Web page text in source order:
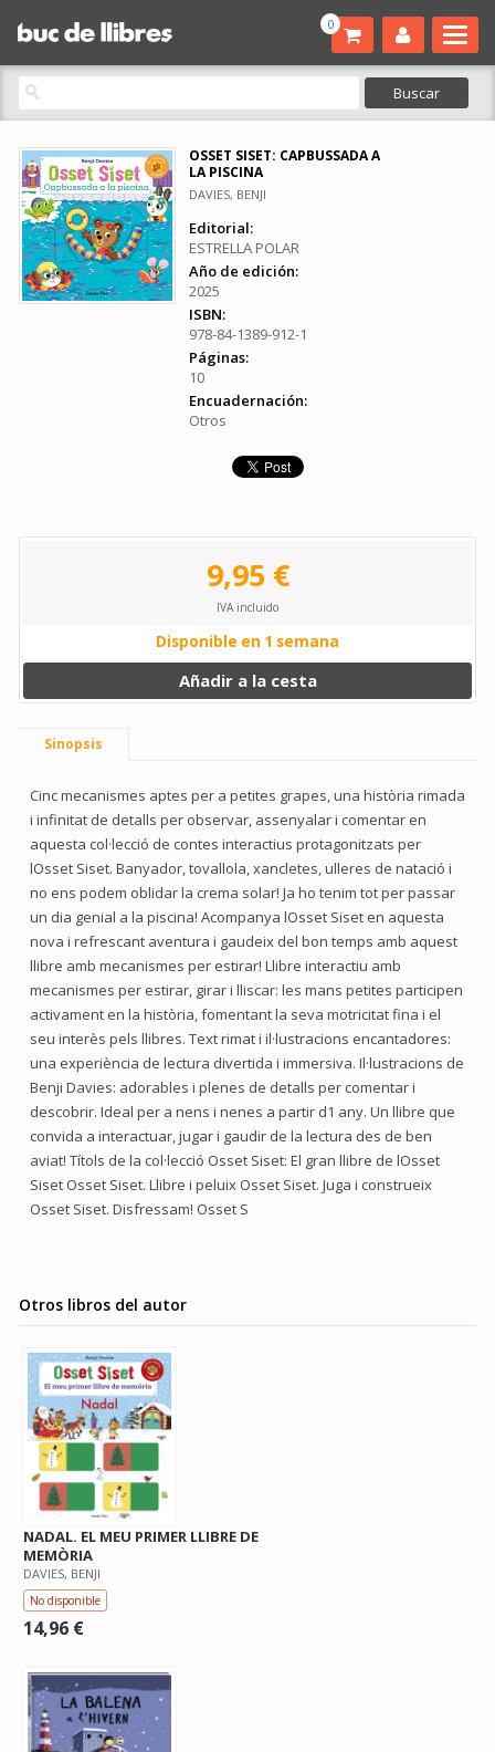
0
OSSET SISET: CAPBUSSADA A
LA PISCINA
DAVIES, BENJI
Editorial:
ESTRELLA POLAR
Año de edición:
2025
ISBN:
978-84-1389-912-1
Páginas:
10
Encuadernación:
Otros
9,95 €
IVA incluido
Disponible en 1 semana
Añadir a la cesta
Sinopsis
Cinc mecanismes aptes per a petites grapes, una història rimada
i infinitat de detalls per observar, assenyalar i comentar en
aquesta col·lecció de contes interactius protagonitzats per
lOsset Siset. Banyador, tovallola, xancletes, ulleres de natació i
no ens podem oblidar la crema solar! Ja ho tenim tot per passar
un dia genial a la piscina! Acompanya lOsset Siset en aquesta
nova i refrescant aventura i gaudeix del bon temps amb aquest
llibre amb mecanismes per estirar! Llibre interactiu amb
mecanismes per estirar, girar i lliscar: les mans petites participen
activament en la història, fomentant la seva motricitat fina i el
seu interès pels llibres. Text rimat i il·lustracions encantadores:
una experiència de lectura divertida i immersiva. Il·lustracions de
Benji Davies: adorables i plenes de detalls per comentar i
descobrir. Ideal per a nens i nenes a partir d1 any. Un llibre que
convida a interactuar, jugar i gaudir de la lectura des de ben
aviat! Títols de la col·lecció Osset Siset: El gran llibre de lOsset
Siset Osset Siset. Llibre i peluix Osset Siset. Juga i construeix
Osset Siset. Disfressam! Osset S
Otros libros del autor
NADAL. EL MEU PRIMER LLIBRE DE
MEMÒRIA
DAVIES, BENJI
No disponible
14,96 €